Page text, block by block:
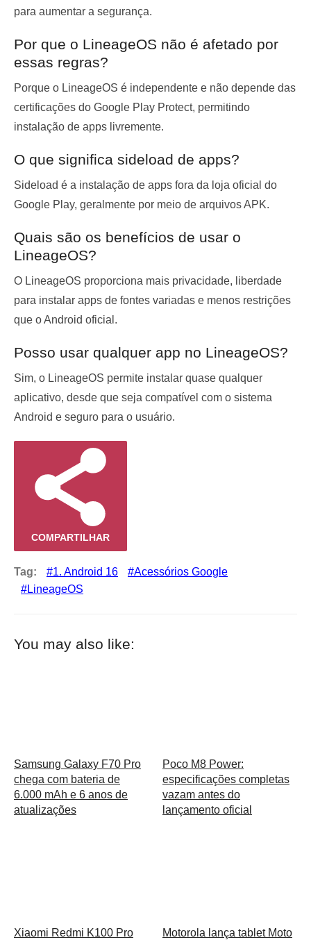
para aumentar a segurança.
Por que o LineageOS não é afetado por
essas regras?
Porque o LineageOS é independente e não depende das
certificações do Google Play Protect, permitindo
instalação de apps livremente.
O que significa sideload de apps?
Sideload é a instalação de apps fora da loja oficial do
Google Play, geralmente por meio de arquivos APK.
Quais são os benefícios de usar o
LineageOS?
O LineageOS proporciona mais privacidade, liberdade
para instalar apps de fontes variadas e menos restrições
que o Android oficial.
Posso usar qualquer app no LineageOS?
Sim, o LineageOS permite instalar quase qualquer
aplicativo, desde que seja compatível com o sistema
Android e seguro para o usuário.
COMPARTILHAR
Tag: 1. Android 16
Acessórios Google
LineageOS
You may also like:
Samsung Galaxy F70 Pro
chega com bateria de
6.000 mAh e 6 anos de
atualizações
Poco M8 Power:
especificações completas
vazam antes do
lançamento oficial
Xiaomi Redmi K100 Pro
Motorola lança tablet Moto